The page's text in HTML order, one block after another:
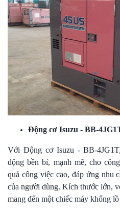
Động cơ Isuzu - BB-
Với Động cơ Isuzu - BB-
động bền bỉ, mạnh mẽ, cho
quả công việc cao, đáp ứng nhu
của người dùng. Kích thước lớn,
mang đến một chiếc máy khổng